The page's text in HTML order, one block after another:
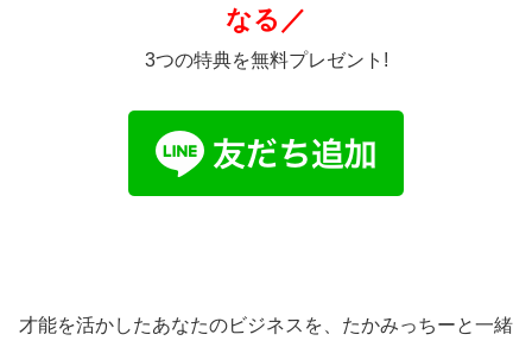
なる／
3つの特典を無料プレゼント!
才能を活かしたあなたのビジネスを、たかみっちーと一緒